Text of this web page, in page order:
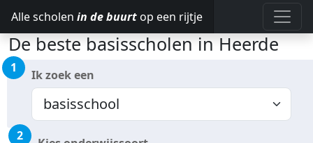
Alle scholen in de buurt op een rijtje
De beste basisscholen in Heerde
1 Ik zoek een
2